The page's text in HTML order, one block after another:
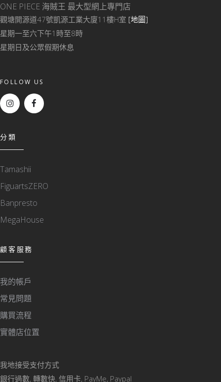
ONE PIECE 海賊王 最大型網上專門店
觀塘開源道47號凱源工業大廈11樓H室 [地圖]
星期一至六下午1時至8時
星期日及公眾假期休息
FOLLOW US
分類
Tamashii
FiguartsZERO
Banpresto
MegaHouse
顧客服務
我的帳戶
常見問題
購買流程
實體店位置
我地接受支付方式
銀行過數, 轉數快, 信用卡, PayMe, Paypal